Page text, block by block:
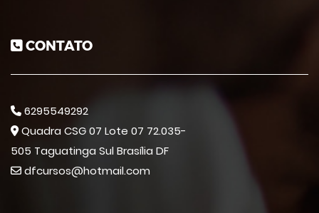
CONTATO
6295549292
Quadra CSG 07 Lote 07 72.035-
505 Taguatinga Sul Brasília DF
dfcursos@hotmail.com